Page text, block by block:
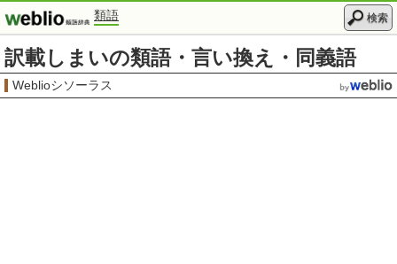
類語 検索
訳載しまいの類語・言い換え・同義語
Weblioシソーラス